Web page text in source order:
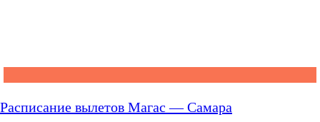
Расписание вылетов Магас — Самара